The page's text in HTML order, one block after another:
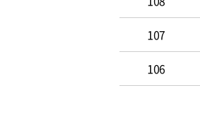
107
106